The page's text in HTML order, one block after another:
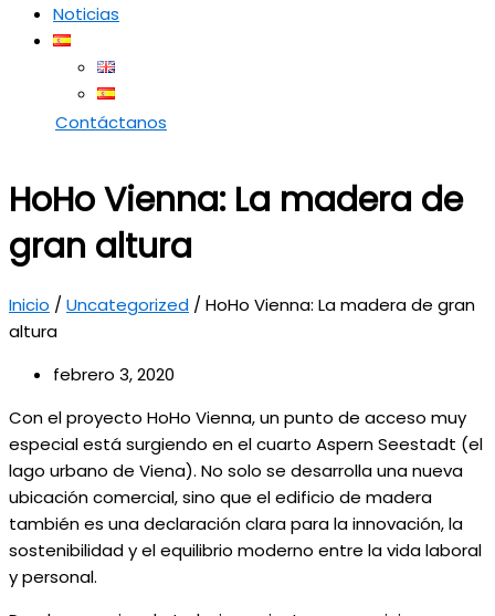
Noticias
Contáctanos
HoHo Vienna: La madera de
gran altura
Inicio / Uncategorized / HoHo Vienna: La madera de gran
altura
febrero 3, 2020
Con el proyecto HoHo Vienna, un punto de acceso muy
especial está surgiendo en el cuarto Aspern Seestadt (el
lago urbano de Viena). No solo se desarrolla una nueva
ubicación comercial, sino que el edificio de madera
también es una declaración clara para la innovación, la
sostenibilidad y el equilibrio moderno entre la vida laboral
y personal.